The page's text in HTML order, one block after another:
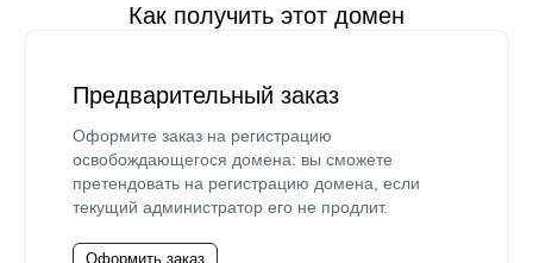
Как получить этот домен
Предварительный заказ
Оформите заказ на регистрацию
освобождающегося домена: вы сможете
претендовать на регистрацию домена, если
текущий администратор его не продлит.
Оформить заказ